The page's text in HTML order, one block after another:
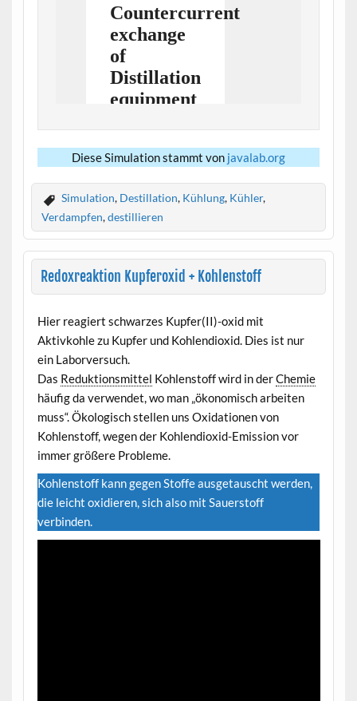
Diese Simulation stammt von javalab.org
Simulation, Destillation, Kühlung, Kühler,
Verdampfen,destillieren
Redoxreaktion Kupferoxid + Kohlenstoff
Hier reagiert schwarzes Kupfer(II)-oxid mit
Aktivkohle zu Kupfer und Kohlendioxid. Dies ist nur
ein Laborversuch.
Das Reduktionsmittel Kohlenstoff wird in derChemie
häufig da verwendet, wo man „ökonomisch arbeiten
muss“. Ökologisch stellen uns Oxidationen von
Kohlenstoff, wegen der Kohlendioxid-Emission vor
immer größere Probleme.
Kohlenstoff kann gegen Stoffe ausgetauscht werden,
die leicht oxidieren, sich also mit Sauerstoff
verbinden.